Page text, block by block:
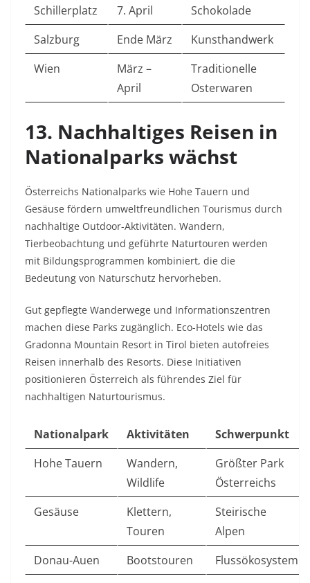
Schillerplatz
7. April
Schokolade
Salzburg
Ende März
Kunsthandwerk
Wien
März –
April
Traditionelle
Osterwaren
13. Nachhaltiges Reisen in
Nationalparks wächst
Österreichs Nationalparks wie Hohe Tauern und
Gesäuse fördern umweltfreundlichen Tourismus durch
nachhaltige Outdoor-Aktivitäten. Wandern,
Tierbeobachtung und geführte Naturtouren werden
mit Bildungsprogrammen kombiniert, die die
Bedeutung von Naturschutz hervorheben.​
Gut gepflegte Wanderwege und Informationszentren
machen diese Parks zugänglich. Eco-Hotels wie das
Gradonna Mountain Resort in Tirol bieten autofreies
Reisen innerhalb des Resorts. Diese Initiativen
positionieren Österreich als führendes Ziel für
nachhaltigen Naturtourismus.​
Nationalpark Aktivitäten
Schwerpunkt
Hohe Tauern
Wandern,
Wildlife
Größter Park
Österreichs
Gesäuse
Klettern,
Touren
Steirische
Alpen
Donau-Auen
Bootstouren
Flussökosystem